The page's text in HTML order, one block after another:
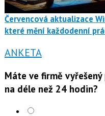
Červencová aktualizace
které mění každodenní
ANKETA
Máte ve firmě
na déle než 24 hodin?